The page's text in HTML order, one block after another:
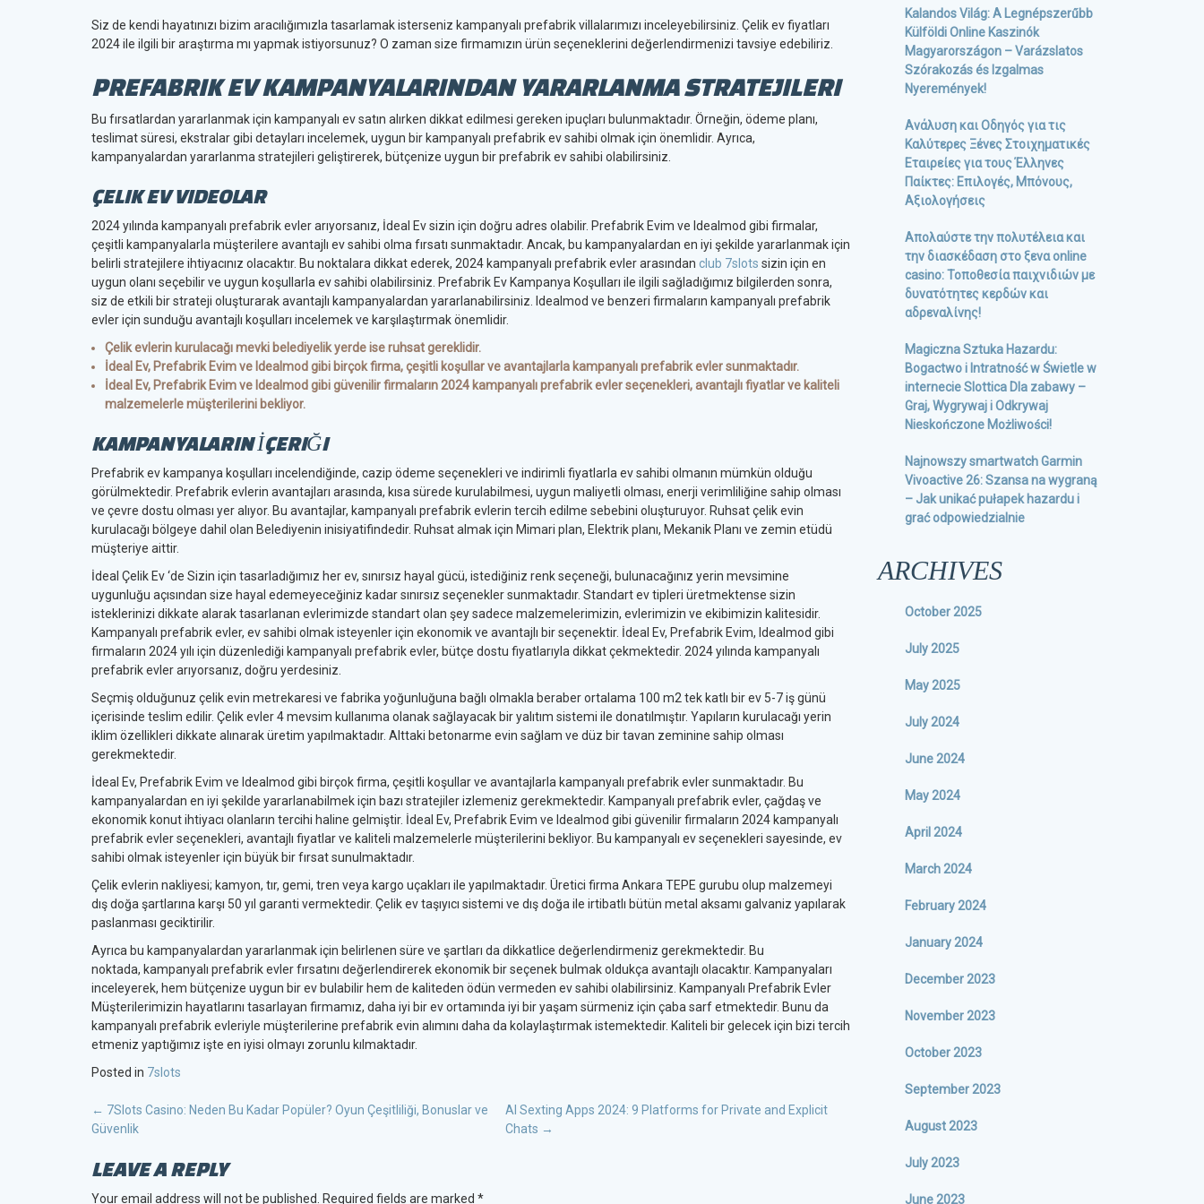
Siz de kendi hayatınızı bizim aracılığımızla tasarlamak isterseniz kampanyalı prefabrik villalarımızı inceleyebilirsiniz. Çelik ev fiyatları
2024 ile ilgili bir araştırma mı yapmak istiyorsunuz? O zaman size firmamızın ürün seçeneklerini değerlendirmenizi tavsiye edebiliriz.
PREFABRIK EV KAMPANYALARINDAN YARARLANMA STRATEJILERI
Bu fırsatlardan yararlanmak için kampanyalı ev satın alırken dikkat edilmesi gereken ipuçları bulunmaktadır. Örneğin, ödeme planı,
teslimat süresi, ekstralar gibi detayları incelemek, uygun bir kampanyalı prefabrik ev sahibi olmak için önemlidir. Ayrıca,
kampanyalardan yararlanma stratejileri geliştirerek, bütçenize uygun bir prefabrik ev sahibi olabilirsiniz.
ÇELIK EV VIDEOLAR
2024 yılında kampanyalı prefabrik evler arıyorsanız, İdeal Ev sizin için doğru adres olabilir. Prefabrik Evim ve Idealmod gibi firmalar,
çeşitli kampanyalarla müşterilere avantajlı ev sahibi olma fırsatı sunmaktadır. Ancak, bu kampanyalardan en iyi şekilde yararlanmak için
belirli stratejilere ihtiyacınız olacaktır. Bu noktalara dikkat ederek, 2024 kampanyalı prefabrik evler arasından club 7slots sizin için en
uygun olanı seçebilir ve uygun koşullarla ev sahibi olabilirsiniz. Prefabrik Ev Kampanya Koşulları ile ilgili sağladığımız bilgilerden sonra,
siz de etkili bir strateji oluşturarak avantajlı kampanyalardan yararlanabilirsiniz. Idealmod ve benzeri firmaların kampanyalı prefabrik
evler için sunduğu avantajlı koşulları incelemek ve karşılaştırmak önemlidir.
Çelik evlerin kurulacağı mevki belediyelik yerde ise ruhsat gereklidir.
İdeal Ev, Prefabrik Evim ve Idealmod gibi birçok firma, çeşitli koşullar ve avantajlarla kampanyalı prefabrik evler sunmaktadır.
İdeal Ev, Prefabrik Evim ve Idealmod gibi güvenilir firmaların 2024 kampanyalı prefabrik evler seçenekleri, avantajlı fiyatlar ve kaliteli
malzemelerle müşterilerini bekliyor.
KAMPANYALARIN İÇERIĞI
Prefabrik ev kampanya koşulları incelendiğinde, cazip ödeme seçenekleri ve indirimli fiyatlarla ev sahibi olmanın mümkün olduğu
görülmektedir. Prefabrik evlerin avantajları arasında, kısa sürede kurulabilmesi, uygun maliyetli olması, enerji verimliliğine sahip olması
ve çevre dostu olması yer alıyor. Bu avantajlar, kampanyalı prefabrik evlerin tercih edilme sebebini oluşturuyor. Ruhsat çelik evin
kurulacağı bölgeye dahil olan Belediyenin inisiyatifindedir. Ruhsat almak için Mimari plan, Elektrik planı, Mekanik Planı ve zemin etüdü
müşteriye aittir.
İdeal Çelik Ev ‘de Sizin için tasarladığımız her ev, sınırsız hayal gücü, istediğiniz renk seçeneği, bulunacağınız yerin mevsimine
uygunluğu açısından size hayal edemeyeceğiniz kadar sınırsız seçenekler sunmaktadır. Standart ev tipleri üretmektense sizin
isteklerinizi dikkate alarak tasarlanan evlerimizde standart olan şey sadece malzemelerimizin, evlerimizin ve ekibimizin kalitesidir.
Kampanyalı prefabrik evler, ev sahibi olmak isteyenler için ekonomik ve avantajlı bir seçenektir. İdeal Ev, Prefabrik Evim, Idealmod gibi
firmaların 2024 yılı için düzenlediği kampanyalı prefabrik evler, bütçe dostu fiyatlarıyla dikkat çekmektedir. 2024 yılında kampanyalı
prefabrik evler arıyorsanız, doğru yerdesiniz.
Seçmiş olduğunuz çelik evin metrekaresi ve fabrika yoğunluğuna bağlı olmakla beraber ortalama 100 m2 tek katlı bir ev 5-7 iş günü
içerisinde teslim edilir. Çelik evler 4 mevsim kullanıma olanak sağlayacak bir yalıtım sistemi ile donatılmıştır. Yapıların kurulacağı yerin
iklim özellikleri dikkate alınarak üretim yapılmaktadır. Alttaki betonarme evin sağlam ve düz bir tavan zeminine sahip olması
gerekmektedir.
İdeal Ev, Prefabrik Evim ve Idealmod gibi birçok firma, çeşitli koşullar ve avantajlarla kampanyalı prefabrik evler sunmaktadır. Bu
kampanyalardan en iyi şekilde yararlanabilmek için bazı stratejiler izlemeniz gerekmektedir. Kampanyalı prefabrik evler, çağdaş ve
ekonomik konut ihtiyacı olanların tercihi haline gelmiştir. İdeal Ev, Prefabrik Evim ve Idealmod gibi güvenilir firmaların 2024 kampanyalı
prefabrik evler seçenekleri, avantajlı fiyatlar ve kaliteli malzemelerle müşterilerini bekliyor. Bu kampanyalı ev seçenekleri sayesinde, ev
sahibi olmak isteyenler için büyük bir fırsat sunulmaktadır.
Çelik evlerin nakliyesi; kamyon, tır, gemi, tren veya kargo uçakları ile yapılmaktadır. Üretici firma Ankara TEPE gurubu olup malzemeyi
dış doğa şartlarına karşı 50 yıl garanti vermektedir. Çelik ev taşıyıcı sistemi ve dış doğa ile irtibatlı bütün metal aksamı galvaniz yapılarak
paslanması geciktirilir.
Ayrıca bu kampanyalardan yararlanmak için belirlenen süre ve şartları da dikkatlice değerlendirmeniz gerekmektedir. Bu
noktada, kampanyalı prefabrik evler fırsatını değerlendirerek ekonomik bir seçenek bulmak oldukça avantajlı olacaktır. Kampanyaları
inceleyerek, hem bütçenize uygun bir ev bulabilir hem de kaliteden ödün vermeden ev sahibi olabilirsiniz. Kampanyalı Prefabrik Evler
Müşterilerimizin hayatlarını tasarlayan firmamız, daha iyi bir ev ortamında iyi bir yaşam sürmeniz için çaba sarf etmektedir. Bunu da
kampanyalı prefabrik evleriyle müşterilerine prefabrik evin alımını daha da kolaylaştırmak istemektedir. Kaliteli bir gelecek için bizi tercih
etmeniz yaptığımız işte en iyisi olmayı zorunlu kılmaktadır.
Posted in 7slots
POST
← 7Slots Casino: Neden Bu Kadar Popüler? Oyun Çeşitliliği, Bonuslar ve
Güvenlik
AI Sexting Apps 2024: 9 Platforms for Private and Explicit
Chats →
LEAVE A REPLY
Your email address will not be published. Required fields are marked *
Kalandos Világ: A Legnépszerűbb
Külföldi Online Kaszinók
Magyarországon – Varázslatos
Szórakozás és Izgalmas
Nyeremények!
Ανάλυση και Οδηγός για τις
Καλύτερες Ξένες Στοιχηματικές
Εταιρείες για τους Έλληνες
Παίκτες: Επιλογές, Μπόνους,
Αξιολογήσεις
Απολαύστε την πολυτέλεια και
την διασκέδαση στο ξενα online
casino: Τοποθεσία παιχνιδιών με
δυνατότητες κερδών και
αδρεναλίνης!
Magiczna Sztuka Hazardu:
Bogactwo i Intratność w Świetle w
internecie Slottica Dla zabawy –
Graj, Wygrywaj i Odkrywaj
Nieskończone Możliwości!
Najnowszy smartwatch Garmin
Vivoactive 26: Szansa na wygraną
– Jak unikać pułapek hazardu i
grać odpowiedzialnie
ARCHIVES
October 2025
July 2025
May 2025
July 2024
June 2024
May 2024
April 2024
March 2024
February 2024
January 2024
December 2023
November 2023
October 2023
September 2023
August 2023
July 2023
June 2023